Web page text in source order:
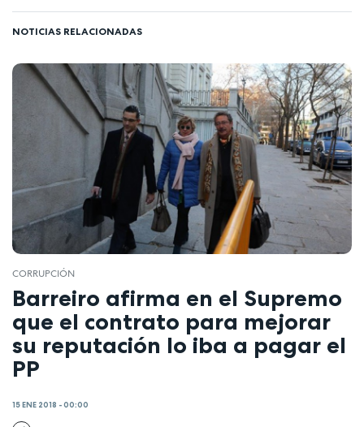
NOTICIAS RELACIONADAS
CORRUPCIÓN
Barreiro afirma en el Supremo
que el contrato para mejorar
su reputación lo iba a pagar el
PP
15 ENE 2018 - 00:00